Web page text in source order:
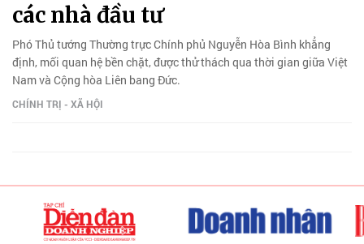
các nhà đầu tư
Phó Thủ tướng Thường trực Chính phủ Nguyễn Hòa Bình khẳng
định, mối quan hệ bền chặt, được thử thách qua thời gian giữa Việt
Nam và Cộng hòa Liên bang Đức.
CHÍNH TRỊ - XÃ HỘI